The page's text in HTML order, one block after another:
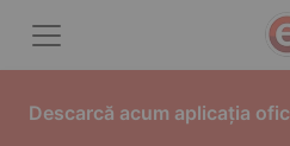
Descarcă acum aplicația